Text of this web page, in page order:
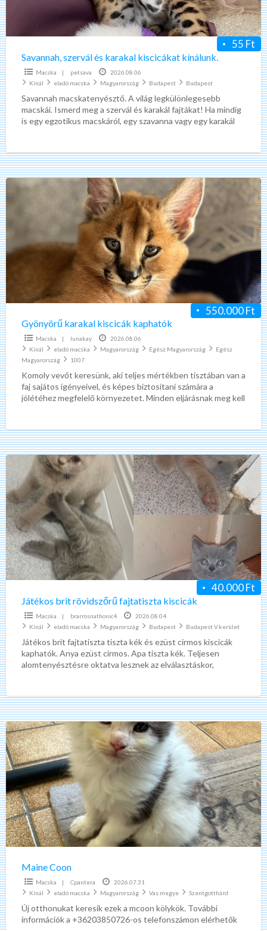
55 Ft
Savannah, szervál és karakal kiscicákat kínálunk.
Macska | petsava
2026.08.06
Kínál
eladó macska Magyarország Budapest Budapest
Savannah macskatenyésztő. A világ legkülönlegesebb
macskái. Ismerd meg a szervál és karakál fajtákat! Ha mindig
is egy egzotikus macskáról, egy szavanna vagy egy karakál
Gyönyörű
karakal
kiscicák
kaphatók
550.000 Ft
Gyönyörű karakal kiscicák kaphatók
Macska | lunakay
2026.08.06
Kínál
eladó macska Magyarország Egész Magyarország
Egész
Magyarország
1007
Komoly vevőt keresünk, aki teljes mértékben tisztában van a
faj sajátos igényeivel, és képes biztosítani számára a
jólétéhez megfelelő környezetet. Minden eljárásnak meg kell
Játékos
brit
rövidszőrű
fajtatiszta
kiscicák
40.000 Ft
Játékos brit rövidszőrű fajtatiszta kiscicák
Macska | brarrosnathonic4
2026.08.04
Kínál
eladó macska Magyarország Budapest Budapest V.kerület
Játékos brit fajtatiszta tiszta kék és ezüst cirmos kiscicák
kaphatók. Anya ezüst cirmos. Apa tiszta kék. Teljesen
alomtenyésztésre oktatva lesznek az elválasztáskor,
Maine
Coon
Maine Coon
Macska | Cpantera
2026.07.31
Kínál
eladó macska Magyarország Vas megye Szentgotthárd
Új otthonukat keresik ezek a mcoon kölykök. További
információk a +36203850726-os telefonszámon elérhetők